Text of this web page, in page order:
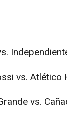
vs. Atlético
vs.